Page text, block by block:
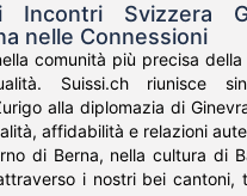
Incontri Svizzera
nelle Connessioni
comunità più precisa
Suissi.ch riunisce
alla diplomazia di
affidabilità e relazioni
di Berna, nella cultura di
i nostri bei cantoni,